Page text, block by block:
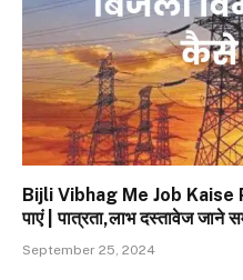
Bijli Vibhag Me Job Kaise
पाएं | पात्रता,लाभ दस्तावेज जाने
September 25, 2024